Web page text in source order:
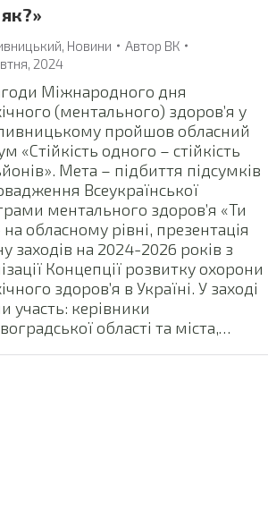
, Новини Автор ВК
2024
Міжнародного дня
(ментального) здоровʼя у
пройшов обласний
«Стійкість одного – стійкість
Мета – підбиття підсумків
Всеукраїнської
ментального здоров’я «Ти
на обласному рівні, презентація
заходів на 2024-2026 років з
Концепції розвитку охорони
здоров’я в Україні. У заході
участь: керівники
області та міста,…